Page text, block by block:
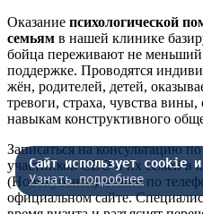
Оказание психологической
семьям в нашей клинике
бойца переживают не меньший
поддержке. Проводятся
жён, родителей, детей,
тревоги, страха, чувства вины,
навыкам конструктивного
Записаться на консультацию
участников СВО и их семей в
(Новокубанск) можно по
официальном сайте.
Сайт использует cookie
Узнать подробнее